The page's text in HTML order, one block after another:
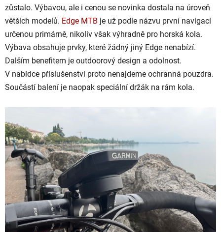
zůstalo. Výbavou, ale i cenou se novinka dostala na úroveň
větších modelů. Edge MTB je už podle názvu první navigací
určenou primárně, nikoliv však výhradně pro horská kola.
Výbava obsahuje prvky, které žádný jiný Edge nenabízí.
Dalším benefitem je outdoorový design a odolnost.
V nabídce příslušenství proto nenajdeme ochranná pouzdra.
Součástí balení je naopak speciální držák na rám kola.